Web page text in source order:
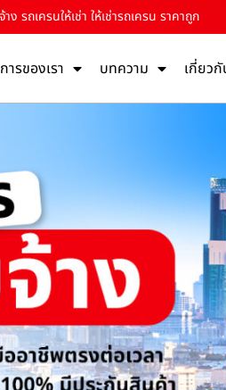
รถเครนให้เช่า ให้เช่ารถเครน ราคาถูก
ารของเรา บทความ เกี่ยว